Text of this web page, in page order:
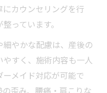
カウンセリングを行
っています。
やかな配慮は、産後の
すく、施術内容も一人
メイド対応が可能で
歪み、腰痛・肩こりな